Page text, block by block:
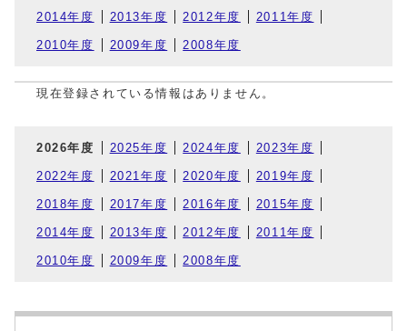
2014年度 2013年度 2012年度 2011年度
2010年度 2009年度 2008年度
現在登録されている情報はありません。
2026年度 2025年度 2024年度 2023年度
2022年度 2021年度 2020年度 2019年度
2018年度 2017年度 2016年度 2015年度
2014年度 2013年度 2012年度 2011年度
2010年度 2009年度 2008年度